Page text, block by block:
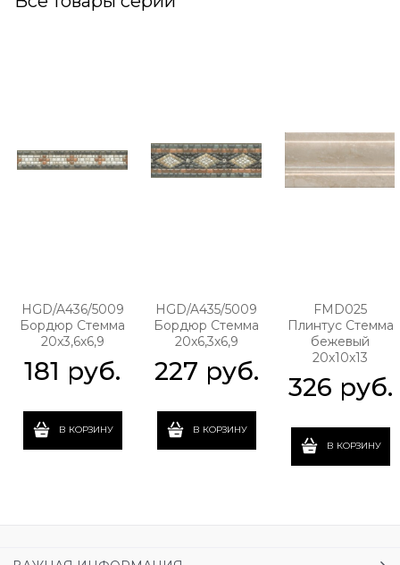
HGD/A436/5009
Бордюр Стемма
20x3,6x6,9
181 руб.
В КОРЗИНУ
HGD/A435/5009
Бордюр Стемма
20x6,3x6,9
227 руб.
В КОРЗИНУ
FMD025
Плинтус Стемма
бежевый
20x10x13
326 руб.
В КОРЗИНУ